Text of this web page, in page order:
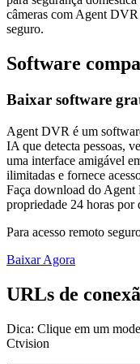
câmeras com Agent
seguro.
Software
Baixar software
Agent DVR é um
IA que detecta pessoas,
uma interface amigável
ilimitadas e fornece
Faça download do Agent
propriedade 24 horas por
Para acesso remoto
Baixar Agora
URLs de
Dica: Clique em um
Ctvision